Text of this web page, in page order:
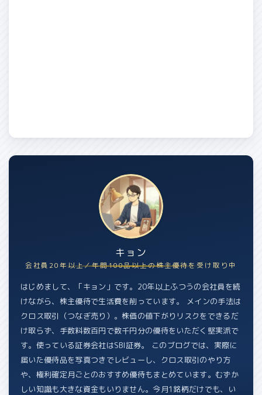
会社員20年以上／年間100品以上の株主優待を受け取り中
キョン
はじめまして、「キョン」です。20年以上ふつうの会社員を続
けながら、株主優待で生活費を削っています。 メインの手法は
クロス取引（つなぎ売り）。株価の値下がりリスクをできるだ
け取らず、手数料数百円で数千円分の優待をいただく堅実派で
す。使っている証券会社はSBI証券。 このブログでは、実際に
届いた優待品を写真つきでレビューし、クロス取引のやり方
や、権利確定月ごとのおすすめ優待もまとめています。むずか
しい知識も大きな資金もいりません。今月1銘柄だけでも、い